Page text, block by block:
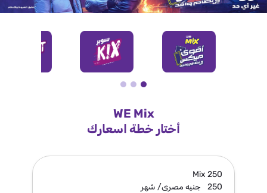
WE Mix
أختار خطة اسعارك
Mix 250
250
جنيه مصرى/ شهر